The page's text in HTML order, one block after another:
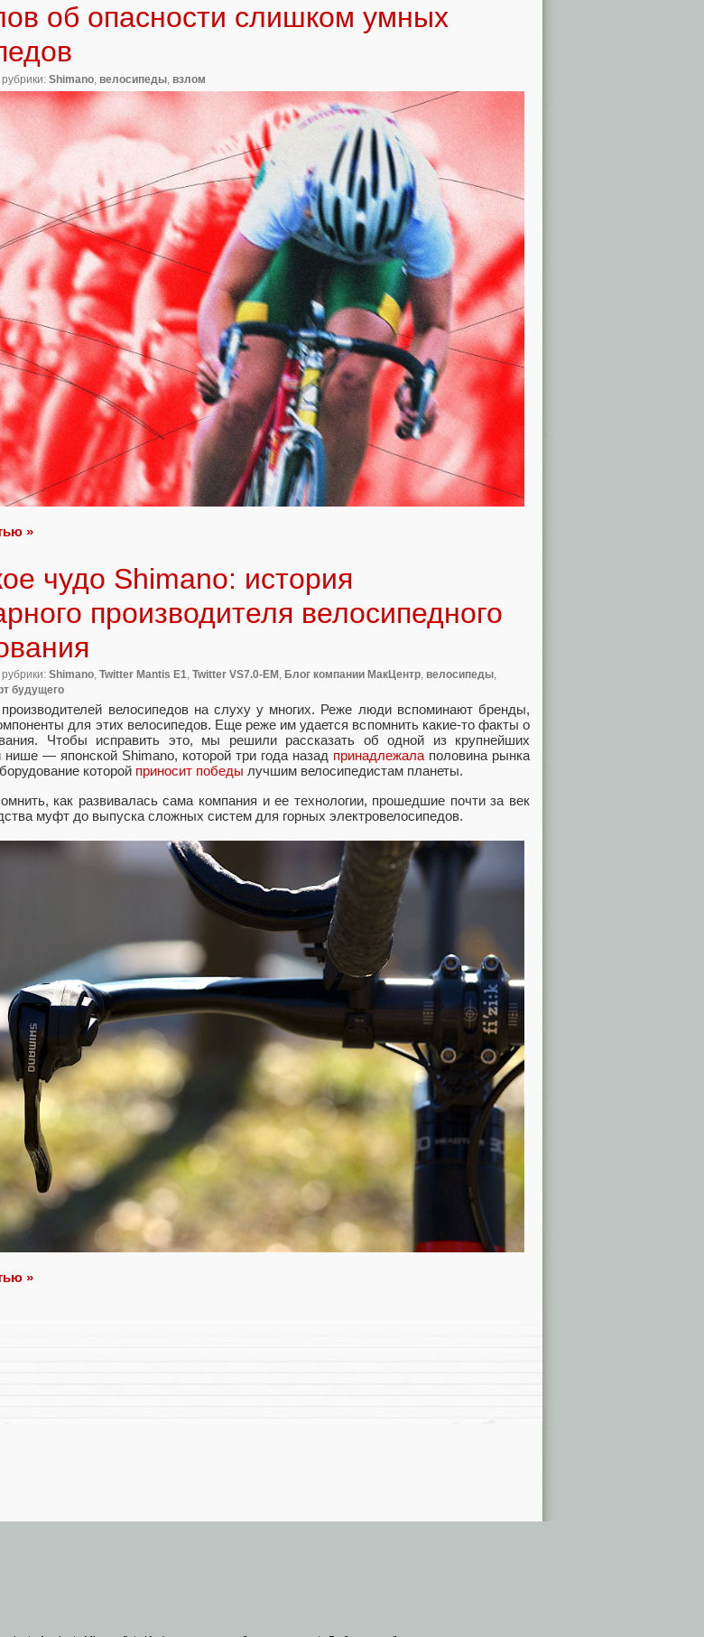
об опасности слишком умных
, рубрики: Shimano велосипеды взлом
»
чудо Shimano: история
производителя велосипедного
рубрики: Shimano, Twitter Mantis E1, Twitter VS7.0-EM, Блог компании МакЦентр, велосипеды,
будущего
велосипедов на слуху у многих. Реже люди вспоминают бренды,
для этих велосипедов. Еще реже им удается вспомнить какие-то факты о
Чтобы исправить это, мы решили рассказать об одной из крупнейших
нише — японской Shimano, которой три года назад принадлежалаполовина рынка
которой приносит победы лучшим велосипедистам планеты.
как развивалась сама компания и ее технологии, прошедшие почти за век
муфт до выпуска сложных систем для горных электровелосипедов.
»